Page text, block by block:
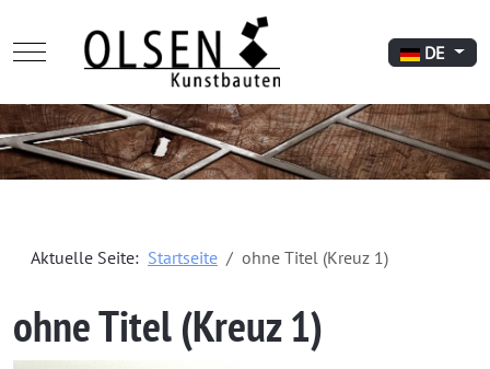
Mobile Menu Toggle Sprache
DE
Aktuelle Seite: Startseite ohne Titel (Kreuz 1)
ohne Titel (Kreuz 1)